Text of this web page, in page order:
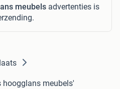
meubels advertenties is
meubels'